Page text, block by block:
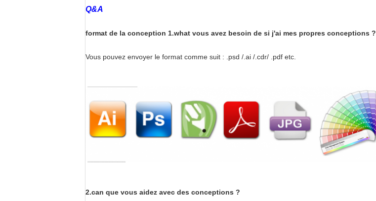
Q&A
format de la conception 1.what vous avez besoin de si j'ai mes propres conceptions ?
Vous pouvez envoyer le format comme suit : .psd /.ai /.cdr/ .pdf etc.
2.can que vous aidez avec des conceptions ?